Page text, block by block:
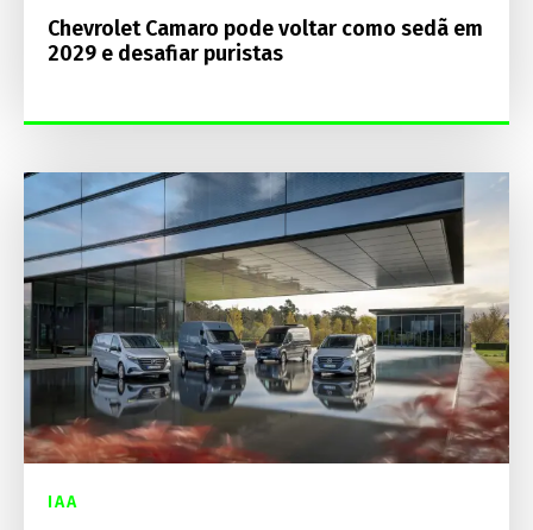
Chevrolet Camaro pode voltar como sedã em
2029 e desafiar puristas
IAA